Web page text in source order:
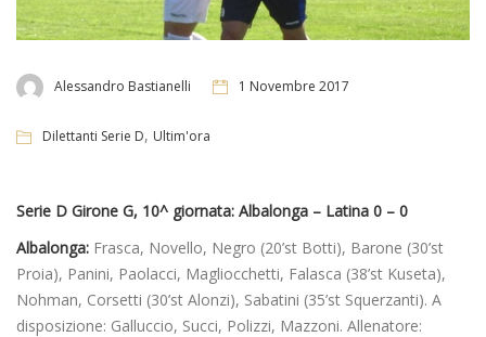
Alessandro Bastianelli 1 Novembre 2017
Dilettanti Serie D, Ultim'ora
Serie D Girone G, 10^ giornata: Albalonga – Latina 0 – 0
Albalonga: Frasca, Novello, Negro (20’st Botti), Barone (30’st
Proia), Panini, Paolacci, Magliocchetti, Falasca (38’st Kuseta),
Nohman, Corsetti (30’st Alonzi), Sabatini (35’st Squerzanti). A
disposizione: Galluccio, Succi, Polizzi, Mazzoni. Allenatore: